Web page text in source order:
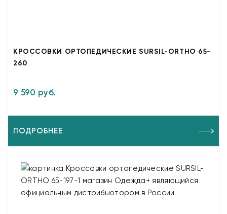
КРОССОВКИ ОРТОПЕДИЧЕСКИЕ SURSIL-ORTHO 65-
260
9 590 руб.
ПОДРОБНЕЕ